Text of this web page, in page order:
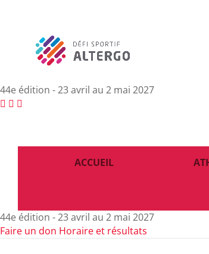
44e édition - 23 avril au 2 mai 2027
ACCUEIL
44e édition - 23 avril au 2 mai 2027
Faire un don Horaire et résultats